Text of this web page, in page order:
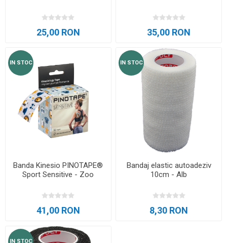
25,00 RON 35,00 RON
IN STOC
Banda Kinesio PINOTAPE®
Sport Sensitive - Zoo
41,00 RON
IN STOC
Bandaj elastic autoadeziv
10cm - Alb
8,30 RON
IN STOC